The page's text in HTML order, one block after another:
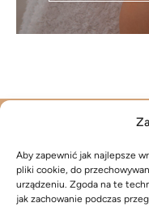
Aby zapewnić jak najlepsze
pliki cookie, do
urządzeniu. Zgoda na te
jak zachowanie podczas
INSTAGRAM